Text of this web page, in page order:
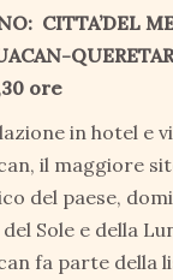
CITTA’DEL
ore
in hotel e
il maggiore
del paese,
Sole e della
fa parte della